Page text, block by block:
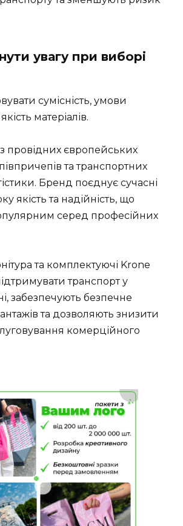
увагу при виборі
сумісність, умови
матеріалів.
провідних європейських
та транспортних
Бренд поєднує сучасні
якість та надійність, що
серед професійних
та комплектуючі Krone
транспорт у
забезпечують безпечне
та дозволяють знизити
комерційного